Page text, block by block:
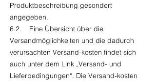
Produktbeschreibung gesondert
angegeben.
6.2. Eine Übersicht über die
Versandmöglichkeiten und die dadurch
verursachten Versand-kosten findet sich
auch unter dem Link „Versand- und
Lieferbedingungen“. Die Versand-kosten